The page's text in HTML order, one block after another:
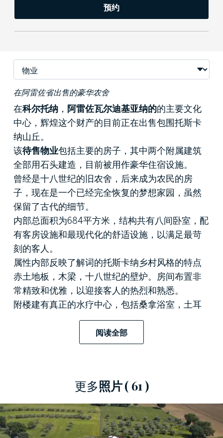
预约
在阿雷佐省出售的豪华农舍
在科尔托纳 ， 阿雷佐瓦尔迪基亚纳的的主要文化
中心，辉煌这个财产的目前正在出售包围托斯卡
纳山丘。
该待售物业包括主要的房子，其中两个附属建筑
全部用石头建造，目前被用作豪华住宿设施。
曾经是十八世纪的旧农舍，后来成为农民的房
子，现在是一个已经完全恢复的梦想家园，虽然
保留了古代的细节。
内部总面积为684平方米，结构共有八间卧室，配
有客房设施和最现代化的舒适设施，以满足最苛
刻的客人。
属性内部反映了解词的托斯卡纳乡村风格的特点
赤土地板，木梁，十八世纪的壁炉。房间布置非
常精致和优雅，以迎接客人的热烈和熟悉。
附楼建有真正的水疗中心，包括桑拿浴室，土耳
其浴室，热水浴池，盐洞和色光疗法淋浴，可供
客人在入住期间以最佳方式放松身心。
对外，一个8165平方米的大型完美种植花园，点
凉亭，游乐区和烧烤。
一个独特的位置之间的一个地区托斯卡纳南部丰
富的艺术，历史，文化和传统的性质设定。
阅读全部
更多照片( 61 )